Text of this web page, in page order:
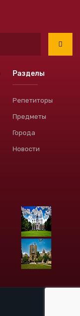
Разделы
Репетиторы
Предметы
Города
Новости